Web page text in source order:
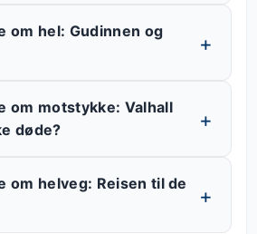
om hel: Gudinnen og
om motstykke: Valhall
døde?
om helveg: Reisen til de